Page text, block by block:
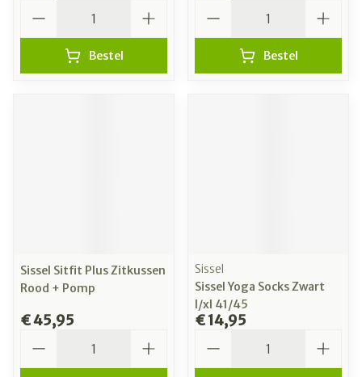
Bestel Bestel
Sissel Sitfit Plus Zitkussen
Rood + Pomp
€ 45,95
Sissel
Sissel Yoga Socks Zwart
l/xl 41/45
€ 14,95